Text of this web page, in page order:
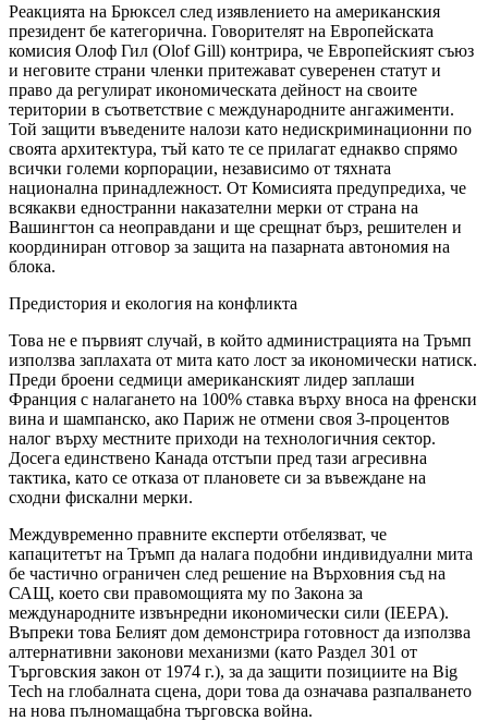
Реакцията на Брюксел след изявлението на американския
президент бе категорична. Говорителят на Европейската
комисия Олоф Гил (Olof Gill) контрира, че Европейският съюз
и неговите страни членки притежават суверенен статут и
право да регулират икономическата дейност на своите
територии в съответствие с международните ангажименти.
Той защити въведените налози като недискриминационни по
своята архитектура, тъй като те се прилагат еднакво спрямо
всички големи корпорации, независимо от тяхната
национална принадлежност. От Комисията предупредиха, че
всякакви едностранни наказателни мерки от страна на
Вашингтон са неоправдани и ще срещнат бърз, решителен и
координиран отговор за защита на пазарната автономия на
блока.
Предистория и екология на конфликта
Това не е първият случай, в който администрацията на Тръмп
използва заплахата от мита като лост за икономически натиск.
Преди броени седмици американският лидер заплаши
Франция с налагането на 100% ставка върху вноса на френски
вина и шампанско, ако Париж не отмени своя 3-процентов
налог върху местните приходи на технологичния сектор.
Досега единствено Канада отстъпи пред тази агресивна
тактика, като се отказа от плановете си за въвеждане на
сходни фискални мерки.
Междувременно правните експерти отбелязват, че
капацитетът на Тръмп да налага подобни индивидуални мита
бе частично ограничен след решение на Върховния съд на
САЩ, което сви правомощията му по Закона за
международните извънредни икономически сили (IEEPA).
Въпреки това Белият дом демонстрира готовност да използва
алтернативни законови механизми (като Раздел 301 от
Търговския закон от 1974 г.), за да защити позициите на Big
Tech на глобалната сцена, дори това да означава разпалването
на нова пълномащабна търговска война.